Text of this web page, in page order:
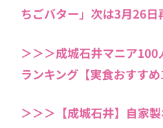
ちごバター」次は3月26日
＞＞＞成城石井マニア
ランキング【実食おすす
＞＞＞【成城石井】自家